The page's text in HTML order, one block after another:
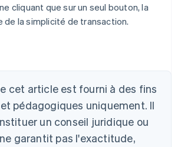
cliquant que sur un seul bouton, la
de la simplicité de transaction.
cet article est fourni à des fins
pédagogiques uniquement. Il
un conseil juridique ou
garantit pas l'exactitude,